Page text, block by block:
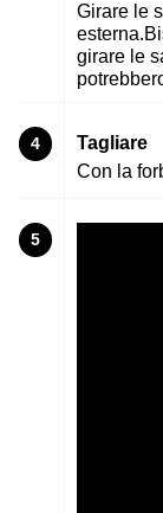
Girare le
girare le
4
Tagliare
Con la
5